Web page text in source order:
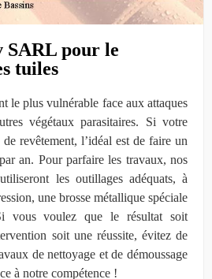
SARL pour le
tuiles
le plus vulnérable face aux attaques
végétaux parasitaires. Si votre
revêtement, l’idéal est de faire un
an. Pour parfaire les travaux, nos
les outillages adéquats, à
une brosse métallique spéciale
vous voulez que le résultat soit
soit une réussite, évitez de
de nettoyage et de démoussage
à notre compétence !